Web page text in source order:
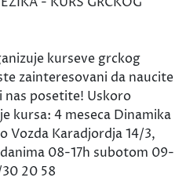
kurseve grckog
zainteresovani da naucite
nas posetite! Uskoro
kursa: 4 meseca Dinamika
Vozda Karadjordja 14/3,
08-17h subotom 09-
20 58